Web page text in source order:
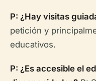
P: ¿Hay visitas
petición y
educativos.
P: ¿Es accesible el